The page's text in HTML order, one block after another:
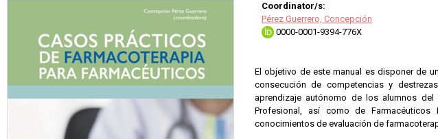
Coordinator/s:
Pérez Guerrero, Concepción
0000-0001-9394-776X
El objetivo de este manual es disponer de
consecución de competencias y
aprendizaje autónomo de los alumnos del
Profesional, así como de
conocimientos de evaluación de